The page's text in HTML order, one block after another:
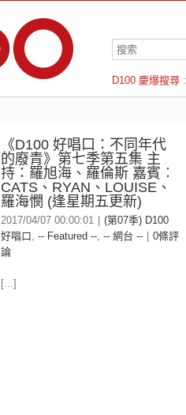
D100 慶爆搜尋 :
羅倫斯
《D100 好唱口：不同年代
的廢青》第七季第五集 主
持：羅旭海、羅倫斯 嘉賓︰
CATS、RYAN、LOUISE、
羅海憫 (逢星期五更新)
2017/04/07 00:00:01
(第07季) D100
好唱口, -- Featured --, -- 網台 --
0條評
論
[...]